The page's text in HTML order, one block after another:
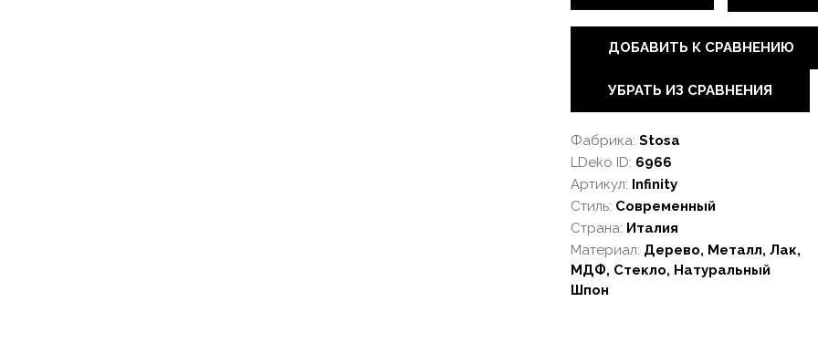
ДОБАВИТЬ К СРАВНЕНИЮ
УБРАТЬ ИЗ СРАВНЕНИЯ
Фабрика: Stosa
LDeko ID: 6966
Артикул: Infinity
Стиль: Современный
Страна: Италия
Материал: Дерево, Металл, Лак,
МДФ, Стекло, Натуральный
Шпон